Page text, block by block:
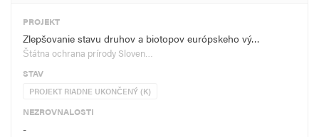
PROJEKT
Zlepšovanie stavu druhov a biotopov európskeho vý…
Štátna ochrana prírody Sloven…
STAV
PROJEKT RIADNE UKONČENÝ (K)
NEZROVNALOSTI
-